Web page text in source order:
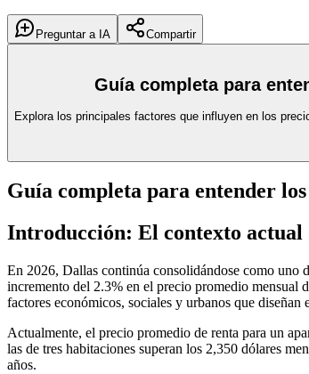
Preguntar a IA
Compartir
Guía completa para
Explora los principales factores que influyen en los
Guía completa para entender
Introducción: El contexto actual
En 2026, Dallas continúa consolidándose como uno
incremento del 2.3% en el precio promedio mensual
factores económicos, sociales y urbanos que
Actualmente, el precio promedio de renta para un
las de tres habitaciones superan los 2,350 dólares
años.